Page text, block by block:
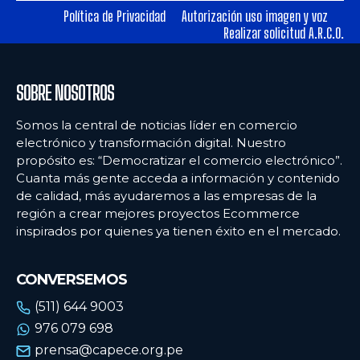
Ecommercenews
ARGENTINA
BOLIVIA
CHILE
COLOMBIA
ECUADOR
URUGUAY
VENEZUELA
Ecommercenews
ARGENTINA
BOLIVIA
CHILE
COLOMBIA
ECUADOR
URUGUAY
VENEZUELA
Política de Privacidad
Autorización uso imagen y voz
Realizar solicitud A.R.C.O.
SOBRE NOSOTROS
Somos la central de noticias líder en comercio
electrónico y transformación digital. Nuestro
propósito es: “Democratizar el comercio electrónico”.
Cuanta más gente acceda a información y contenido
de calidad, más ayudaremos a las empresas de la
región a crear mejores proyectos Ecommerce
inspirados por quienes ya tienen éxito en el mercado.
CONVERSEMOS
(511) 644 9003
976 079 698
prensa@capece.org.pe